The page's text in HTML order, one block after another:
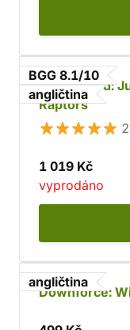
BGG 8.1/10
angličtina
Unmatched:
Raptors
1 019 Kč
vyprodáno
angličtina
Downforce: